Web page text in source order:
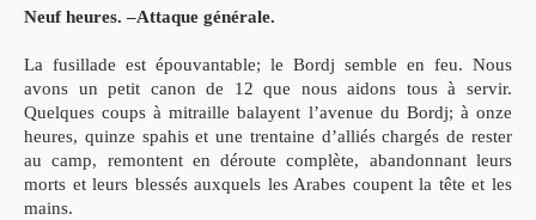
Neuf heures. –Attaque générale.
La fusillade est épouvantable; le Bordj semble en feu. Nous
avons un petit canon de 12 que nous aidons tous à servir.
Quelques coups à mitraille balayent l’avenue du Bordj; à onze
heures, quinze spahis et une trentaine d’alliés chargés de rester
au camp, remontent en déroute complète, abandonnant leurs
morts et leurs blessés auxquels les Arabes coupent la tête et les
mains.